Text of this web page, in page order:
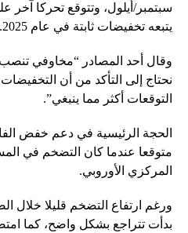
سبتمبر/أيلول، وتتوقع تحركا آخر
يتبعه تخفيضات ثابتة في عام 2025.
وقال أحد المصادر “مخاوفي
نحتاج إلى التأكد من أن
التوقعات أكثر مما ينبغي”.
الحجة الرئيسية في دعم خفض
متوقعا عندما كان التضخم في
المركزي الأوروبي.
ورغم ارتفاع التضخم قليلا خلال
بدأت تتراجع بشكل واضح، كما